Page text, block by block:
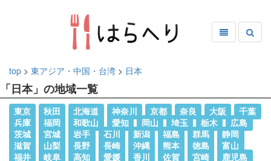
top > 東アジア・中国・台湾 > 日本
「日本」の地域一覧
東京 秋田 北海道 神奈川 京都 奈良 大阪
千葉
兵庫
福岡 和歌山 愛知 岡山 埼玉 栃木
広島
茨城
宮城 岩手 石川 新潟 福島 群馬
静岡
滋賀
山梨 長野 長崎 沖縄 熊本 徳島
富山
福井
岐阜 高知 愛媛 香川 佐賀 宮崎
鹿児島